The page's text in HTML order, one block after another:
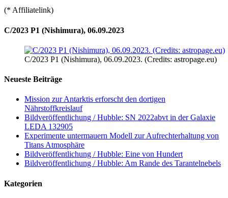
(* Affiliatelink)
C/2023 P1 (Nishimura), 06.09.2023
C/2023 P1 (Nishimura), 06.09.2023. (Credits: astropage.eu)
Neueste Beiträge
Mission zur Antarktis erforscht den dortigen
Nährstoffkreislauf
Bildveröffentlichung / Hubble: SN 2022abvt in der Galaxie
LEDA 132905
Experimente untermauern Modell zur Aufrechterhaltung von
Titans Atmosphäre
Bildveröffentlichung / Hubble: Eine von Hundert
Bildveröffentlichung / Hubble: Am Rande des Tarantelnebels
Kategorien